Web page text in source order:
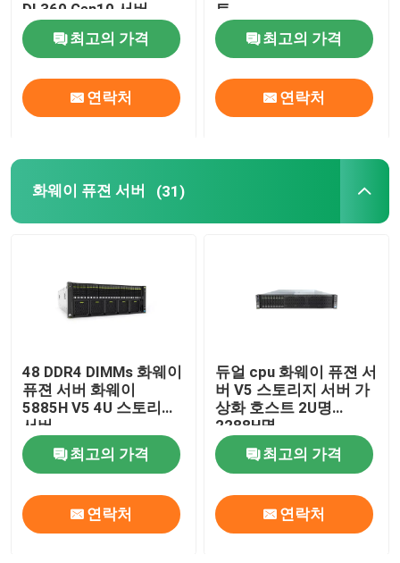
공장 견학
품질 관리
저희와 연락
뉴스
랙 스토리지 서버
화웨이 퓨젼 서버
델 파워에지 서버
DL360 Gen10 서버
최고의 가격
연락처
트
최고의 가격
연락처
화웨이 퓨젼 서버 (31)
48 DDR4 DIMMs 화웨이
퓨젼 서버 화웨이
5885H V5 4U 스토리지
서버
최고의 가격
연락처
듀얼 cpu 화웨이 퓨젼 서
버 V5 스토리지 서버 가
상화 호스트 2U명
2288H명
최고의 가격
연락처